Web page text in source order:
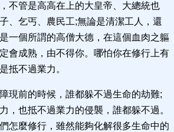
不管是高高在上的大皇帝、大總統也
、乞丐、農民工;無論是清潔工人，還
一個所謂的高僧大德，在這個血肉之軀
會成熟，由不得你。哪怕你在修行上有
抵不過業力。
現前的時候，誰都躲不過生命的劫難;
，也抵不過業力的侵襲，誰都躲不過。
怎麼修行，雖然能夠化解很多生命中的